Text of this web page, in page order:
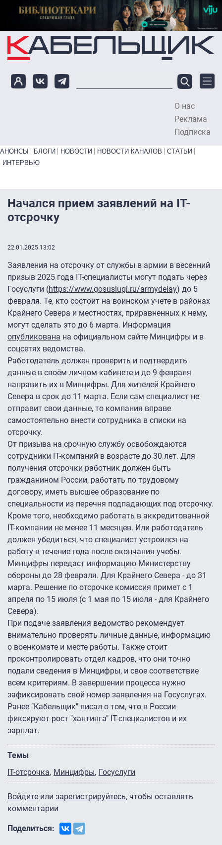
Перейти к основному содержанию
О нас
Реклама
Подписка
Primary links bottom
АНОНСЫ БЛОГИ НОВОСТИ НОВОСТИ КАНАЛОВ
СТАТЬИ
ИНТЕРВЬЮ
Начался прием заявлений на IT-
отсрочку
22.01.2025 13:02
Заявления на отсрочку от службы в армии в весенний
призыв 2025 года IT-специалисты могут подать через
Госуслуги (https://www.gosuslugi.ru/armydelay) до 5
февраля. Те, кто состоит на воинском учете в районах
Крайнего Севера и местностях, приравненных к нему,
могут сделать это до 6 марта. Информация
опубликована на официальном сайте Минцифры и в
соцсетях ведомства.
Работодатель должен проверить и подтвердить
данные в своём личном кабинете и до 9 февраля
направить их в Минцифры. Для жителей Крайнего
Севера в срок до 11 марта. Если сам специалист не
отправит свои данные, то компания вправе
самостоятельно внести сотрудника в списки на
отсрочку.
От призыва на срочную службу освобождаются
сотрудники IT-компаний в возрасте до 30 лет. Для
получения отсрочки работник должен быть
гражданином России, работать по трудовому
договору, иметь высшее образование по
специальности из перечня подпадающих под отсрочку.
Кроме того, необходимо работать в аккредитованной
IT-компании не менее 11 месяцев. Или работодатель
должен убедиться, что специалист устроился на
работу в течение года после окончания учебы.
Минцифры передаст информацию Министерству
обороны до 28 февраля. Для Крайнего Севера - до 31
марта. Решение по отсрочке комиссия примет с 1
апреля по 15 июля (с 1 мая по 15 июля - для Крайнего
Севера).
При подаче заявления ведомство рекомендует
внимательно проверять личные данные, информацию
о военкомате и месте работы. Также стоит
проконтролировать отдел кадров, что они точно
подали сведения в Минцифры, и свое соответствие
всем критериям. В завершении процесса нужно
зафиксировать свой номер заявления на Госуслугах.
Ранее "Кабельщик" писал о том, что в России
фиксируют рост "хантинга" IT-специалистов и их
зарплат.
Темы
IT-отсрочка Минцифры Госуслуги
Войдите или зарегистрируйтесь, чтобы оставлять
комментарии
Поделиться: